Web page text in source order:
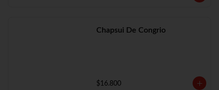
Chapsui De Congrio
$16.800